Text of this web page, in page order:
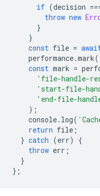
if (decision
throw new
}
}
const file =
performance.mark(
const mark =
'file-handle-
'start-file-
'end-file-
);
console. log(
return file ;
} catch (err)
{
throw err ;
}
};